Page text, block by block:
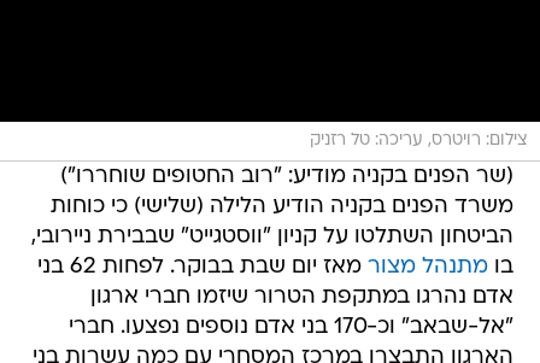
צילום: רויטרס, עריכה: טל רזניק
(שר הפנים בקניה מודיע: "רוב החטופים שוחררו")
משרד הפנים בקניה הודיע הלילה (שלישי) כי כוחות
הביטחון השתלטו על קניון "ווסטגייט" שבבירת ניירובי,
בומתנהל מצור
מאז יום שבת בבוקר. לפחות 62 בני
אדם נהרגו במתקפת הטרור שיזמו חברי ארגון
"אל-שבאב" וכ-170 בני אדם נוספים נפצעו. חברי
הארגון התבצרו במרכז המסחרי עם כמה עשרות בני